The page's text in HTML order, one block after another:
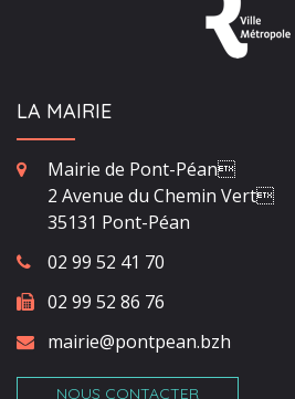
LA MAIRIE
Mairie de Pont-Péan
2 Avenue du Chemin Vert
35131 Pont-Péan
02 99 52 41 70
02 99 52 86 76
mairie@pontpean.bzh
NOUS CONTACTER